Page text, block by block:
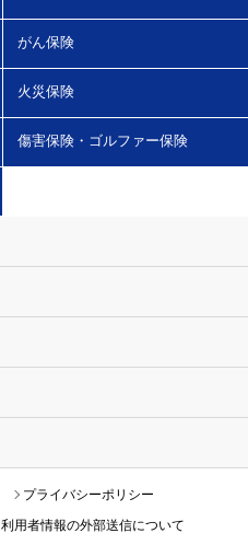
がん保険
火災保険
傷害保険・ゴルファー保険
プライバシーポリシー
利用者情報の外部送信について